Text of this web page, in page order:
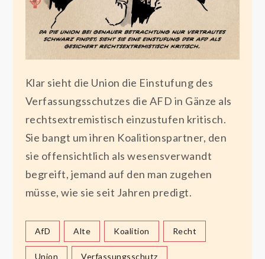
Klar sieht die Union die Einstufung des
Verfassungsschutzes die AFD in Gänze als
rechtsextremistisch einzustufen kritisch.
Sie bangt um ihren Koalitionspartner, den
sie offensichtlich als wesensverwandt
begreift, jemand auf den man zugehen
müsse, wie sie seit Jahren predigt.
AfD Alte Koalition Recht
Union Verfassungsschutz